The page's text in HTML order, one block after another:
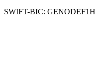
SWIFT-BIC: